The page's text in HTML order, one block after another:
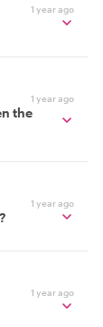
1 year ago
1 year ago
the
1 year ago
1 year ago